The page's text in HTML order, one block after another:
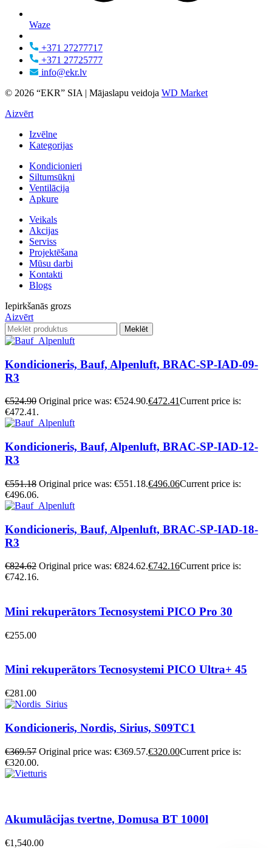
Waze
+371 27277717
+371 27725777
info@ekr.lv
© 2026 “EKR” SIA | Mājaslapu veidoja WD Market
Aizvērt
Izvēlne
Kategorijas
Kondicionieri
Siltumsūkņi
Ventilācija
Apkure
Veikals
Akcijas
Serviss
Projektēšana
Mūsu darbi
Kontakti
Blogs
Iepirkšanās grozs
Aizvērt
Meklēt
Kondicioneris, Bauf, Alpenluft, BRAC-SP-IAD-09-
R3
€524.90 Original price was: €524.90.€472.41Current price is:
€472.41.
Kondicioneris, Bauf, Alpenluft, BRAC-SP-IAD-12-
R3
€551.18 Original price was: €551.18.€496.06Current price is:
€496.06.
Kondicioneris, Bauf, Alpenluft, BRAC-SP-IAD-18-
R3
€824.62 Original price was: €824.62.€742.16Current price is:
€742.16.
Mini rekuperātors Tecnosystemi PICO Pro 30
€255.00
Mini rekuperātors Tecnosystemi PICO Ultra+ 45
€281.00
Kondicioneris, Nordis, Sirius, S09TC1
€369.57 Original price was: €369.57.€320.00Current price is:
€320.00.
Akumulācijas tvertne, Domusa BT 1000l
€1,540.00